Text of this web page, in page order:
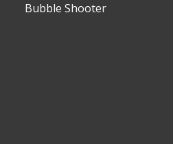
Bubble Shooter